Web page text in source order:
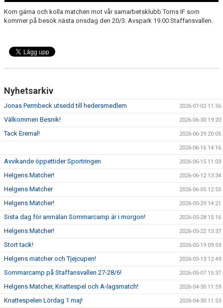
Kom gärna och kolla matchen mot vår samarbetsklubb Torns IF som
kommer på besök nästa onsdag den 20/3. Avspark 19.00 Staffansvallen.
Nyhetsarkiv
Jonas Permbeck utsedd till hedersmedlem 2026-07-02 11:56
Välkommen Besnik! 2026-06-30 19:20
Tack Eremal! 2026-06-29 20:05
2026-06-16 14:16
Avvikande öppettider Sportringen 2026-06-15 11:03
Helgens Matcher! 2026-06-12 13:34
Helgens Matcher 2026-06-05 12:55
Helgens Matcher! 2026-05-29 14:21
Sista dag för anmälan Sommarcamp är i morgon! 2026-05-28 15:16
Helgens Matcher! 2026-05-22 13:37
Stort tack! 2026-05-19 09:59
Helgens matcher och Tjejcupen! 2026-05-13 12:49
Sommarcamp på Staffansvallen 27-28/6! 2026-05-07 15:37
Helgens Matcher, Knattespel och A-lagsmatch! 2026-04-30 11:59
Knattespelen Lördag 1 maj! 2026-04-30 11:53